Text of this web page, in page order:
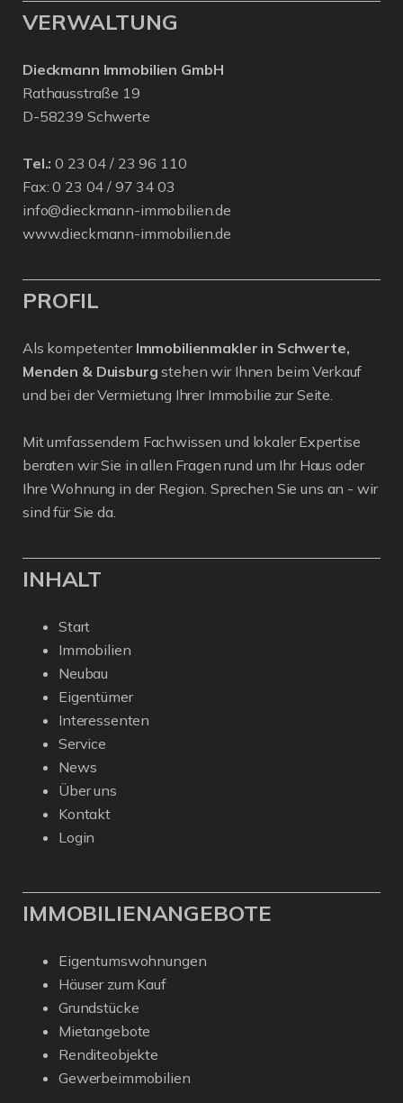
VERWALTUNG
Dieckmann Immobilien GmbH
Rathausstraße 19
D-58239 Schwerte
Tel.: 0 23 04 / 23 96 110
Fax: 0 23 04 / 97 34 03
info@dieckmann-immobilien.de
www.dieckmann-immobilien.de
PROFIL
Als kompetenter Immobilienmakler in Schwerte,
Menden & Duisburg stehen wir Ihnen beim Verkauf
und bei der Vermietung Ihrer Immobilie zur Seite.
Mit umfassendem Fachwissen und lokaler Expertise
beraten wir Sie in allen Fragen rund um Ihr Haus oder
Ihre Wohnung in der Region. Sprechen Sie uns an - wir
sind für Sie da.
INHALT
Start
Immobilien
Neubau
Eigentümer
Interessenten
Service
News
Über uns
Kontakt
Login
IMMOBILIENANGEBOTE
Eigentumswohnungen
Häuser zum Kauf
Grundstücke
Mietangebote
Renditeobjekte
Gewerbeimmobilien